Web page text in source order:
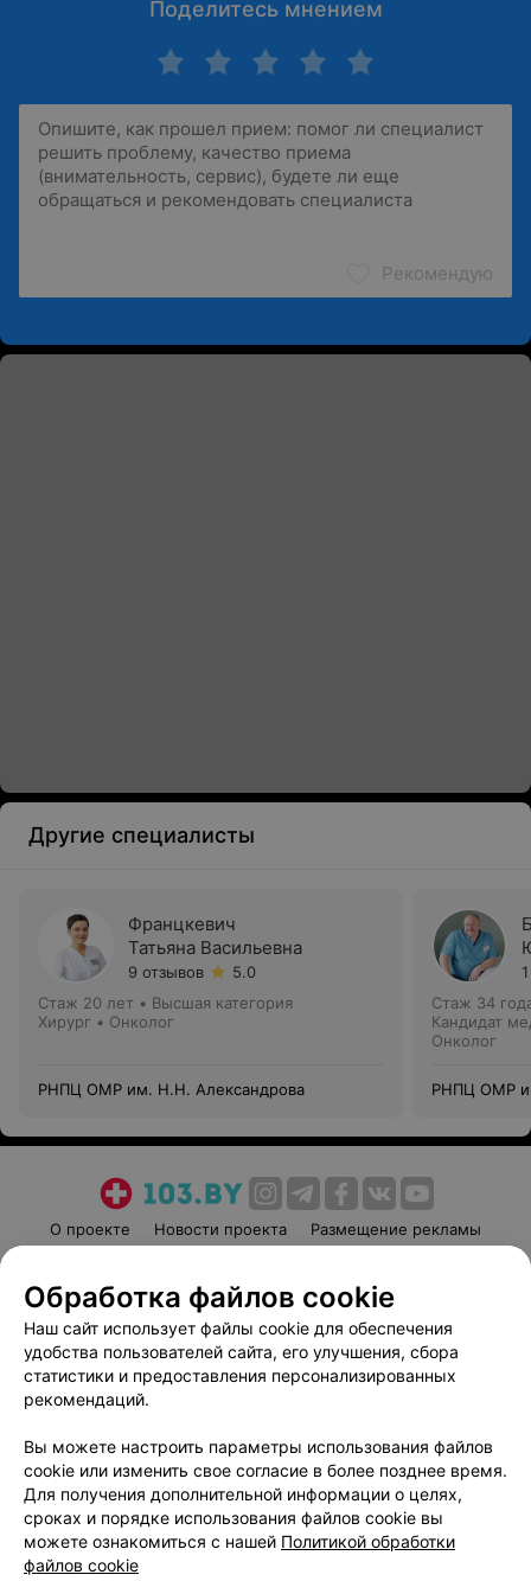
Поделитесь мнением
Рекомендую
Другие специалисты
Францкевич
Татьяна Васильевна
9 отзывов
5.0
Стаж 20 лет • Высшая категория
Хирург • Онколог
РНПЦ ОМР им. Н.Н. Александрова
Стаж 34
Кандидат
отделением
Онколог
РНПЦ ОМР
О проекте Новости проекта
Размещение рекламы
Пользовательское соглашение
Способы оплаты
Вакансии
Партнеры
Написать руководителю 103.by
Обработка персональных данных
Обработка файлов cookie
Наш сайт использует файлы cookie для обеспечения
удобства пользователей сайта, его улучшения, сбора
статистики и предоставления персонализированных
рекомендаций.
Вы можете настроить параметры использования файлов
cookie или изменить свое согласие в более позднее время.
Для получения дополнительной информации о целях,
сроках и порядке использования файлов cookie вы
можете ознакомиться с нашей Политикой обработки
файлов cookie